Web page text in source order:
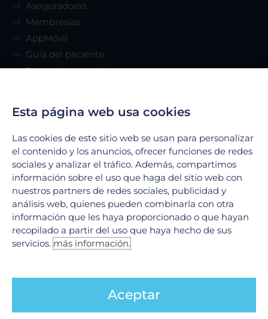
Aseguradoras
Membresías
AppMóvil
Guía del paciente
Renta de consultorio
Servicios
Urgencias
Laboratorio Clínico
Laboratorio de Biología Molecular
Hospitalización
Imagenología
Hemodinamia
Ver todos
Legales
Esta página web usa cookies
Las cookies de este sitio web se usan para personalizar
el contenido y los anuncios, ofrecer funciones de redes
sociales y analizar el tráfico. Además, compartimos
información sobre el uso que haga del sitio web con
nuestros partners de redes sociales, publicidad y
análisis web, quienes pueden combinarla con otra
información que les haya proporcionado o que hayan
recopilado a partir del uso que haya hecho de sus
servicios.más información.
Aceptar